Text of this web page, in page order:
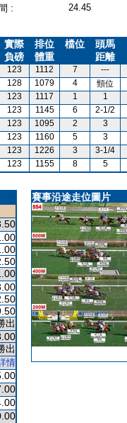
:
24.45
實際
負磅
排位
體重
檔位
頭馬
距離
123 1112 7 ---
128 1079 4 頸位
123 1117 1 1
123 1145 6 2-1/2
123 1095 2 3
123 1160 5 3
123 1226 3 3-1/4
123 1155 8 5
出
出
情
賽事沿途走位圖片